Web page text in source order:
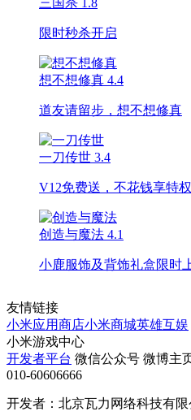
限时秒杀开启
想不想修真 4.4
道友请留步，想不想修真
一刀传世 3.4
V12免费送，不花钱享特权
创造与魔法 4.1
小鹿服饰及背饰礼盒限时
友情链接
小米应用商店小米商城英雄互娱
小米游戏中心
开发者平台 微信公众号 微博主
010-60606666
开发者：北京瓦力网络科技有限